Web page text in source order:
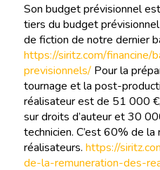
Son budget prévisionnel
tiers du budget
de fiction de notre dernier
https://siritz.com/
previsionnels/Pour la
tournage et la post-
réalisateur est de 51 000
sur droits d’auteur et 30
technicien. C’est 60% de
réalisateurs. https://
de-la-remuneration-des-